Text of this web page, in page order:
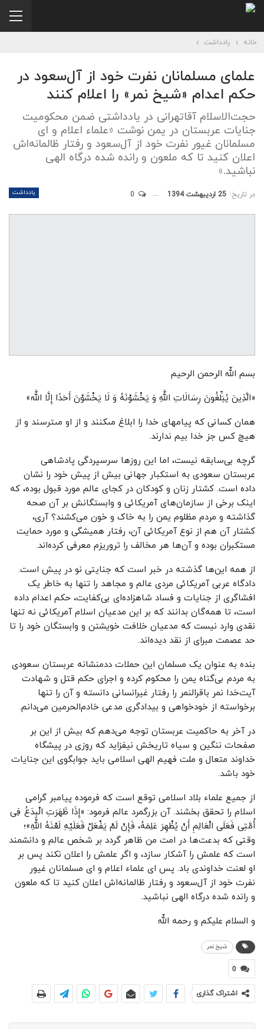
خانه یادداشت
علمای مسلمانان نفرت خود از آل‌سعود در
حکم اعدام «شیخ نمر» را اعلام کنند
حجت‌الاسلام آقاتهرانی در یادداشتی ضمن محکومیت
جنایات عربستان در یمن نوشت «علماء اعلام و ای
مسلمانان غیور نفرت خود از آل‌سعود و رفتار ظالمانه‌اش
اعلان کنید تا که ملعون و رانده شده درگاه الهی
نباشید.»
یادداشت در تاریخ: 25 اردیبهشت 1394
بسم اللّه الرحمن الرحیم
«الَّذِینَ یُبَلِّغُونَ رِسَالَاتِ اللَّهِ وَ یَخْشَوْنَهُ وَ لَا یَخْشَوْنَ أَحَدًا إِلَّا اللَّه»
همان کسانى که پیامهاى خدا را ابلاغ مى‏کنند و از او مى‏ترسند و از
هیچ کس جز خدا بیم ندارند.
گرچه بی‌سابقه نیست، اما این روزها سرسپردگی پادشاهی
عربستان سعودی به استکبار جهانی بیش از پیش خود را نشان
داده است. کشتار زنان و کودکان در کجای عالم مورد قبول بوده، که
اینک برخی از سازمان‌های آمریکائی و وابستگانش بر آن صحه
گذاشته و مردم مظلوم یمن را به خاک و خون می‌کشند؟ آری،
کشتار آن هم از نوع آمریکائی آن، رفتار همیشگی و مورد حمایت
مستکبران بوده و آن‌ها هر مخالف را تروریزم معرفی کرده‌اند.
از همه این‌ها گذشته در خبر است که جنایتی نو در پیش است.
دادگاه عربی آمریکائی مردی عالم و مجاهد را تنها به خاطر یک
افشاگری از جنایات و فساد شاهزاده‌ای بی‌کفایت، حکم اعدام داده
است، تا همه‌گان بدانند که بر این مدعیان اسلام آمریکائی نه تنها
نقدی وارد نیست که مدعیان خلافت خویشتن و وابستگان خود را تا
حد عصمت مبرای از نقد دیده‌اند.
بنده به عنوان یک مسلمان این حملات ددمنشانه عربستان سعودی
به مردم بی‌گناه یمن را محکوم کرده و اجرای حکم قتل و شهادت
آیت‌خدا نمر باقرالنمر را رفتار غیرانسانی دانسته و آن را تنها
برخواسته از خودخواهی و بیدادگری مدعی خادم‌الحرمین می‌دانم.
در آخر به حاکمیت عربستان توجه می‌دهم که بیش از این بر
صفحات ننگین و سیاه تاریخش نیفزاید که روزی در پیشگاه
خداوند متعال و ملت فهیم الهی اسلامی باید جوابگوی این جنایات
خود باشد.
از جمیع علماء بلاد اسلامی توقع است که فرموده پیامبر گرامی
اسلام را تحقق بخشند. آن بزرگمرد عالم فرمود: «إِذَا ظَهَرَتِ الْبِدَعُ فِی
أُمَّتِی فَعَلَى الْعَالِمِ أَنْ یُظْهِرَ عَلِمَهُ، فَإِنْ لَمْ یَفْعَلْ فَعَلَیْهِ لَعْنَهُ اللَّهِ»؛
وقتی که بدعت‌ها در امت من ظاهر گردد بر شخص عالم و دانشمند
است که علمش را آشکار سازد، و اگر علمش را اعلان نکند پس بر
او لعنت خداوندی باد. پس ای علماء اعلام و ای مسلمانان غیور
نفرت خود از آل‌سعود و رفتار ظالمانه‌اش اعلان کنید تا که ملعون
و رانده شده درگاه الهی نباشید.
و السلام علیکم و رحمه اللّه
شیخ نمر
0
اشتراک گذاری